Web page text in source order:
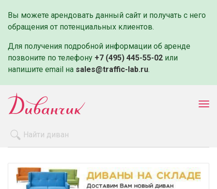
Вы можете арендовать данный сайт и получать с него
обращения от потенциальных клиентов.
Для получения подробной информации об аренде
позвоните по телефону +7 (495) 445-55-02 или
напишите email на sales@traffic-lab.ru.
Оплата и доставка
Контакты